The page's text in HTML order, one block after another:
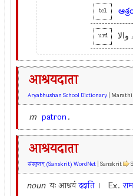
tel
urd
आश्रयदाता
Aryabhushan School Dictionary |
m patron.
आश्रयदाता
संस्कृतम् (Sanskrit) WordNet | Sanskrit
noun यः आश्रयंददाति । Ex.